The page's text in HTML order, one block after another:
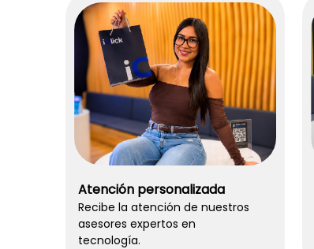
Atención personalizada
Recibe la atención de nuestros
asesores expertos en
tecnología.